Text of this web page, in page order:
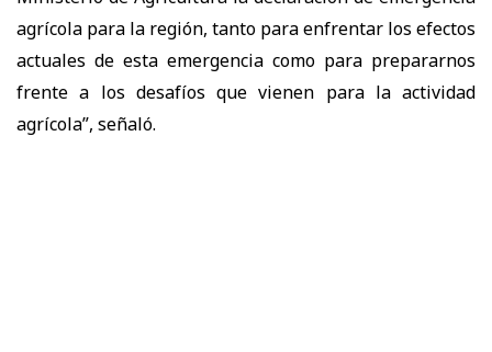
agrícola para la región, tanto para enfrentar los efectos
actuales de esta emergencia como para prepararnos
frente a los desafíos que vienen para la actividad
agrícola”, señaló.